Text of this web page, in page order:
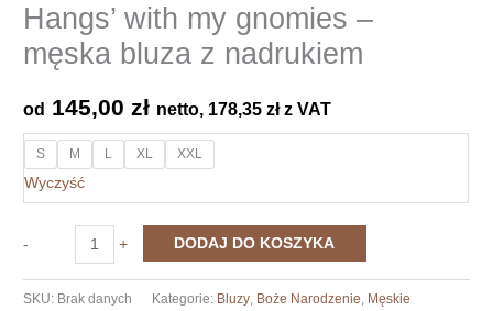
Hangs’ with my gnomies –
męska bluza z nadrukiem
od 145,00zł netto, 178,35złz VAT
S M L XL XXL
Wyczyść
-
Hangs'
with
+ DODAJ DO KOSZYKA
SKU: Brak danych Kategorie: Bluzy, Boże Narodzenie, Męskie